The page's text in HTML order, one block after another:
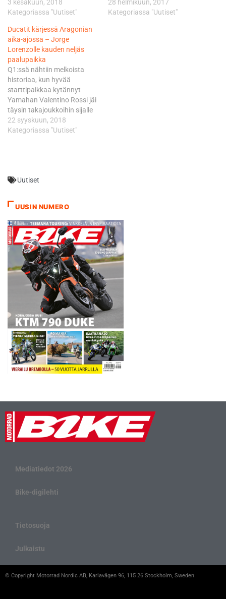
heti kättelyssä, Yamahan
Maverick Vinales putosi
MM-sarjaa johtava Marc
Marquez ohitti pian Rossin ja
siirtyi kakkoseksi. Marquez
kaatui kuitenkin pian
mutkassa, mutta pystyi
jatkamaan kilpailua. Aikaa
tuhraantui kuitenkin
valtavasti ja…
3 kesäkuun, 2018
Kategoriassa "Uutiset"
kanssa, etenkin mutkissa.
Ongelmia on pyritty
28 helmikuun, 2017
Kategoriassa "Uutiset"
Ducatit kärjessä Aragonian
aika-ajossa – Jorge
Lorenzolle kauden neljäs
paalupaikka
Q1:ssä nähtiin melkoista
historiaa, kun hyvää
starttipaikkaa kytännyt
Yamahan Valentino Rossi jäi
täysin takajoukkoihin sijalle
18. Tallikaveri Maverick
Vinales oli nopein ja selvisi
hetkellä Franco Morbidellin.
Zarco jäi ruutuun 14 ja
KTM:n Bradley Smith…
22 syyskuun, 2018
Kategoriassa "Uutiset"
Uutiset
UUSIN NUMERO
Mediatiedot 2026
Bike-digilehti
Tietosuoja
Julkaistu
© Copyright Motorrad Nordic AB, Karlavägen 96, 115 26 Stockholm, Sweden